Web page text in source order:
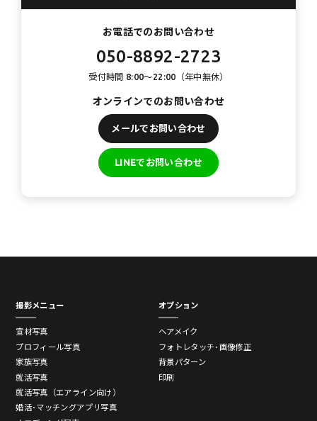
お電話でのお問い合わせ
050-8892-2723
受付時間 8:00〜22:00（年中無休）
オンラインでのお問い合わせ
メールでお問い合わせ
LINEでお問い合わせ
撮影メニュー
宣材写真
プロフィール写真
家族写真
就活写真
就活写真（エアライン向け）
婚活･マッチングアプリ写真
オプション
ヘアメイク
フォトレタッチ･画像修正
背景パターン
印刷